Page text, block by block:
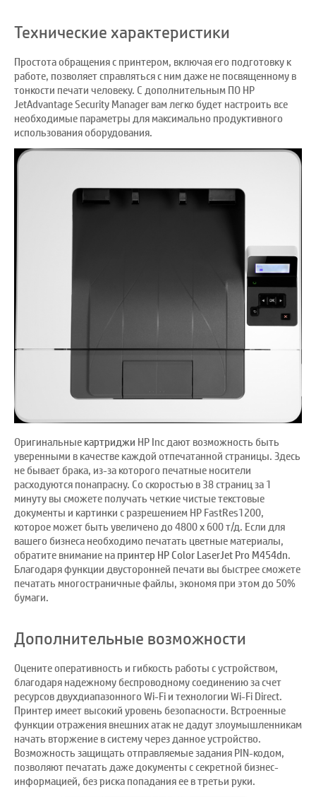
Технические характеристики
Простота обращения с принтером, включая его подготовку к
работе, позволяет справляться с ним даже не посвященному в
тонкости печати человеку. С дополнительным ПО HP
JetAdvantage Security Manager вам легко будет настроить все
необходимые параметры для максимально продуктивного
использования оборудования.
Оригинальные картриджи HP Inc дают возможность быть
уверенными в качестве каждой отпечатанной страницы. Здесь
не бывает брака, из-за которого печатные носители
расходуются понапрасну. Со скоростью в 38 страниц за 1
минуту вы сможете получать четкие чистые текстовые
документы и картинки с разрешением HP FastRes1200,
которое может быть увеличено до 4800 x 600 т/д. Если для
вашего бизнеса необходимо печатать цветные материалы,
обратите внимание на принтер HP Color LaserJet Pro M454dn.
Благодаря функции двусторонней печати вы быстрее сможете
печатать многостраничные файлы, экономя при этом до 50%
бумаги.
Дополнительные возможности
Оцените оперативность и гибкость работы с устройством,
благодаря надежному беспроводному соединению за счет
ресурсов двухдиапазонного Wi-Fi и технологии Wi-Fi Direct.
Принтер имеет высокий уровень безопасности. Встроенные
функции отражения внешних атак не дадут злоумышленникам
начать вторжение в систему через данное устройство.
Возможность защищать отправляемые задания PIN-кодом,
позволяют печатать даже документы с секретной бизнес-
информацией, без риска попадания ее в третьи руки.